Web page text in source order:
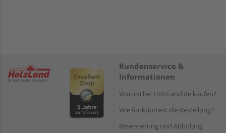
Kundenservice &
Informationen
Warum bei HolzLand.de kaufen?
Wie funktioniert die Bestellung?
Reservierung und Abholung